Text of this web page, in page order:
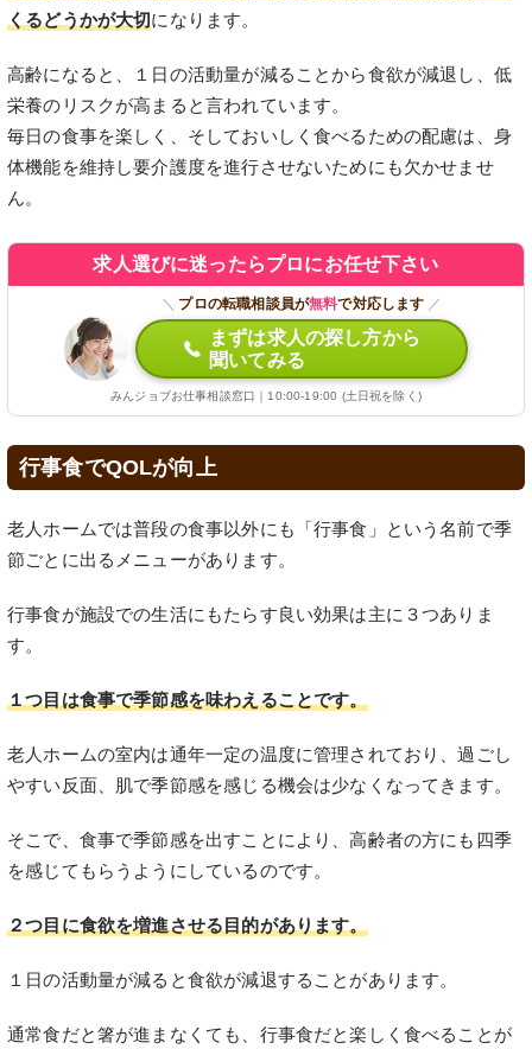
くるどうかが大切になります。
高齢になると、１日の活動量が減ることから食欲が減退し、低
栄養のリスクが高まると言われています。
毎日の食事を楽しく、そしておいしく食べるための配慮は、身
体機能を維持し要介護度を進行させないためにも欠かせませ
ん。
求人選びに迷ったらプロにお任せ下さい
＼ プロの転職相談員が無料で対応します ／
まずは求人の探し方から
聞いてみる
みんジョブお仕事相談窓口｜10:00-19:00 (土日祝を除く)
行事食でQOLが向上
老人ホームでは普段の食事以外にも「行事食」という名前で季
節ごとに出るメニューがあります。
行事食が施設での生活にもたらす良い効果は主に３つありま
す。
１つ目は食事で季節感を味わえることです。
老人ホームの室内は通年一定の温度に管理されており、過ごし
やすい反面、肌で季節感を感じる機会は少なくなってきます。
そこで、食事で季節感を出すことにより、高齢者の方にも四季
を感じてもらうようにしているのです。
２つ目に食欲を増進させる目的があります。
１日の活動量が減ると食欲が減退することがあります。
通常食だと箸が進まなくても、行事食だと楽しく食べることが